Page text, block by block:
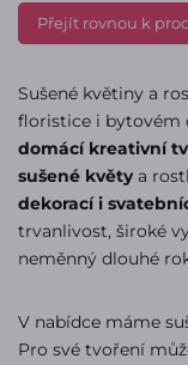
Přejít rovnou k
Sušené květiny a
floristice i bytovém
domácí kreativní
sušené květya
dekorací i
trvanlivost, široké
neměnný dlouhé
V nabídce máme
Pro své tvoření